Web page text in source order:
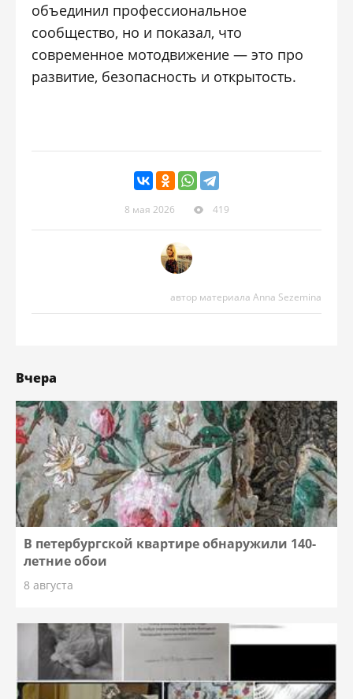
объединил профессиональное
сообщество, но и показал, что
современное мотодвижение — это про
развитие, безопасность и открытость.
8 мая 2026 419
автор материала Anna Sezemina
Вчера
В петербургской квартире обнаружили 140-
летние обои
8 августа